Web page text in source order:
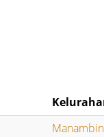
Manambin